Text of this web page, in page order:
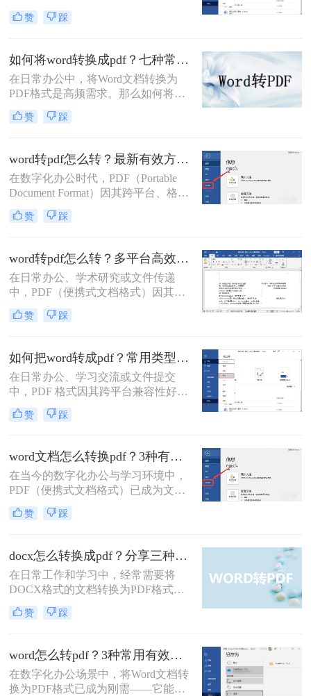
流、安全且高效的转换方法。
Format，便携式文档格式）因其卓越
的跨平台一致性、不易编辑的特性和
首选。而Microsoft Word则是我们创作
和编辑文档最常用的工具。因此，掌
握如何将Word文档完美地转换为
PDF，是每个现代办公人士和学生的
必备技能。
赞 踩
如何将word转换成pdf？七种常用方法深度解析！
在日常办公中，将Word文档转换为
PDF格式是高频需求。那么如何将
word转换成pdf呢？本文综合七种主流
转换方式，助您根据实际需求选择最
赞 踩
word转pdf怎么转？最新有效方法全解析！
在数字化办公时代，PDF（Portable
Document Format）因其跨平台、格式
固定、不易被编辑的特性，已成为文
档分发、归档和打印的首选格式。而
容的主要工具。因此，将Word文档完
美地转换为PDF，是一项几乎每个人
都会遇到的核心需求。
赞 踩
word转pdf怎么转？多平台高效转换方法详解！
在日常办公、学术研究或文件传递
中，PDF（便携式文档格式）因其跨
平台、格式固定、不易被篡改的特
性，已成为文件分发和归档的首选格
档编辑工具，我们经常需要将其编辑
好的文档转换为PDF。无论是为了提
交作业、发送简历，还是发布报告，
一个高质量的PDF转换至关重要。
赞 踩
如何把word转成pdf？常用类型方法解析！
在日常办公、学习交流或文件提交
中，PDF 格式因其跨平台兼容性好、
格式不易被随意修改、体积相对可
控、安全性较高等特点，成为文件分
Word (.docx 或 .doc) 则是我们最常使
用的文档编辑工具。因此，将 Word
文档高效、准确地转换为 PDF 就成了
必备技能。
赞 踩
word文档怎么转换pdf？3种有效方法详解！
在当今的数字化办公与学习环境中，
PDF（便携式文档格式）已成为文件
分发、打印和归档的事实标准。它能
够完美保留原始文档的格式、字体和
效果都完全一致。相比之下，Word文
档则可能因软件版本、字体缺失或设
置差异而出现排版错乱。因此，将
Word文档转换为PDF是一项高频且至
关重要的技能。那么word文档怎么转
换pdf呢？
赞 踩
docx怎么转换成pdf？分享三种常见转换方法！
在日常工作和学习中，经常需要将
DOCX格式的文档转换为PDF格式，
以确保在不同设备和软件上的格式一
致性。那么docx怎么转换成pdf呢？本
方法。
赞 踩
word怎么转pdf？3种常用有效方法！
在数字化办公场景中，将Word文档转
换为PDF格式已成为刚需——它能确